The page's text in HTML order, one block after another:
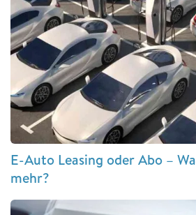
E-Auto Leasing oder Abo –
mehr?